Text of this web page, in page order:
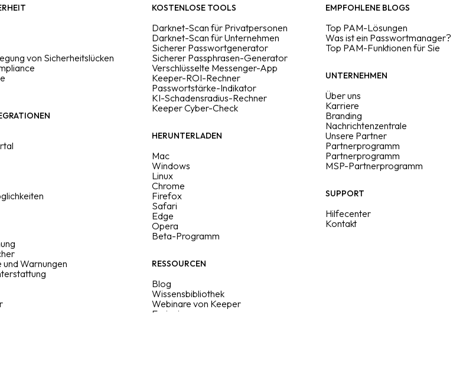
von Sicherheitslücken
Warnungen
KOSTENLOSE TOOLS
Darknet-Scan für Privatpersonen
Darknet-Scan für Unternehmen
Sicherer Passwortgenerator
Sicherer Passphrasen-Generator
Verschlüsselte Messenger-App
Keeper-ROI-Rechner
Passwortstärke-Indikator
KI-Schadensradius-Rechner
Keeper Cyber-Check
HERUNTERLADEN
Mac
Windows
Linux
Chrome
Firefox
Safari
Edge
Opera
Beta-Programm
RESSOURCEN
Blog
Wissensbibliothek
Webinare von Keeper
Ereignisse
EMPFOHLENE BLOGS
Top PAM-Lösungen
Was ist ein Passwortmanager?
Top PAM-Funktionen für Sie
UNTERNEHMEN
Über uns
Karriere
Branding
Nachrichtenzentrale
Unsere Partner
Partnerprogramm
Partnerprogramm
MSP-Partnerprogramm
SUPPORT
Hilfecenter
Kontakt